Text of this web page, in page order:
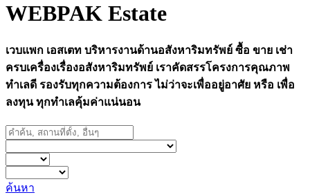
WEBPAK Estate
เวบแพก เอสเตท บริหารงานด้านอสังหาริมทรัพย์ ซื้อ ขาย เช่า
ครบเครื่องเรื่องอสังหาริมทรัพย์ เราคัดสรรโครงการคุณภาพ
ทำเลดี รองรับทุกความต้องการ ไม่ว่าจะเพื่ออยู่อาศัย หรือ เพื่อ
ลงทุน ทุกทำเลคุ้มค่าแน่นอน
ค้นหา